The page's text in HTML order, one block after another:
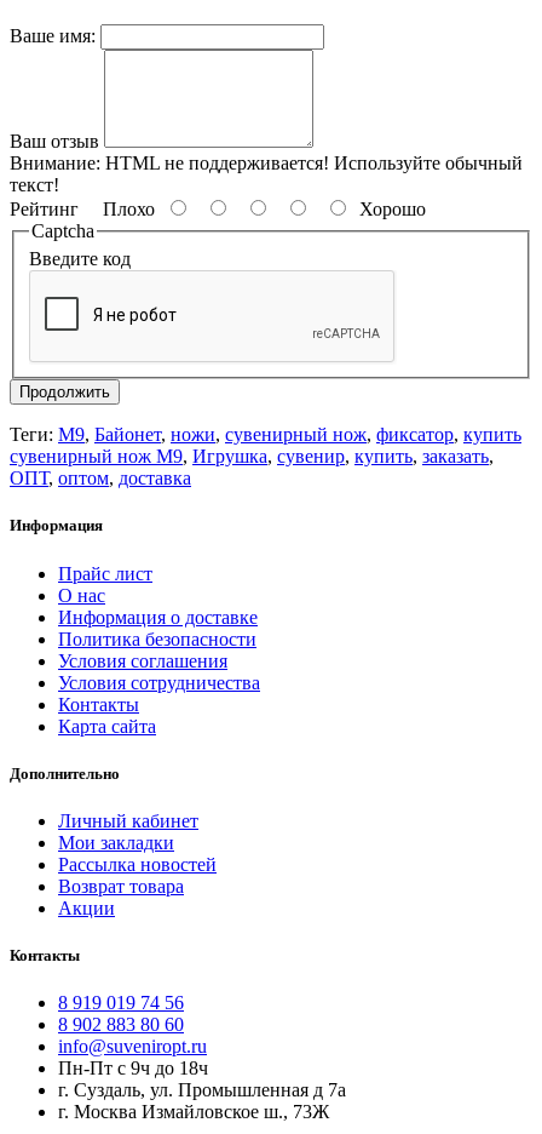
Ваше имя:
Ваш отзыв
Внимание: HTML не поддерживается! Используйте обычный
текст!
Рейтинг Плохо
Хорошо
Captcha
Введите код
Продолжить
Теги: М9, Байонет, ножи, сувенирный нож, фиксатор, купить
сувенирный нож М9, Игрушка, сувенир, купить, заказать,
ОПТ, оптом, доставка
Информация
Прайс лист
О нас
Информация о доставке
Политика безопасности
Условия соглашения
Условия сотрудничества
Контакты
Карта сайта
Дополнительно
Личный кабинет
Мои закладки
Рассылка новостей
Возврат товара
Акции
Контакты
8 919 019 74 56
8 902 883 80 60
info@suveniropt.ru
Пн-Пт с 9ч до 18ч
г. Суздаль, ул. Промышленная д 7а
г. Москва Измайловское ш., 73Ж